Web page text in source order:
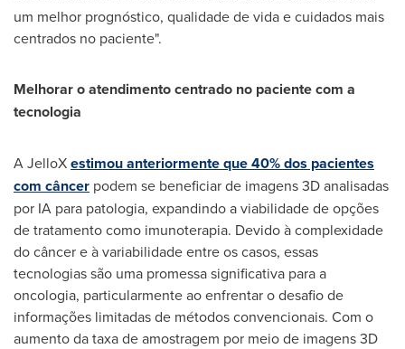
um melhor prognóstico, qualidade de vida e cuidados mais
centrados no paciente".
Melhorar o atendimento centrado no paciente com a
tecnologia
A JelloXestimou anteriormente que 40% dos pacientes
com câncer podem se beneficiar de imagens 3D analisadas
por IA para patologia, expandindo a viabilidade de opções
de tratamento como imunoterapia. Devido à complexidade
do câncer e à variabilidade entre os casos, essas
tecnologias são uma promessa significativa para a
oncologia, particularmente ao enfrentar o desafio de
informações limitadas de métodos convencionais. Com o
aumento da taxa de amostragem por meio de imagens 3D